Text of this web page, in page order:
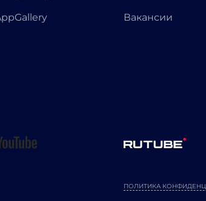
Вакансии
ПОЛИТИКА